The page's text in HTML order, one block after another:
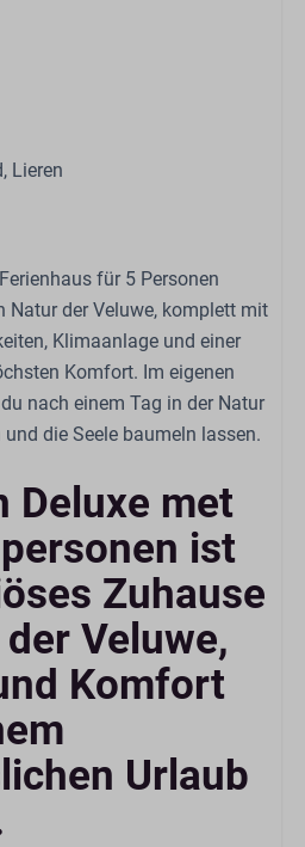
Nespresso
Lieren
für 5 Personen
Natur der Veluwe, komplett mit
Klimaanlage und einer
Komfort. Im eigenen
nach einem Tag in der Natur
die Seele baumeln lassen.
Deluxe met
ist
Zuhause
Veluwe,
Komfort
Urlaub